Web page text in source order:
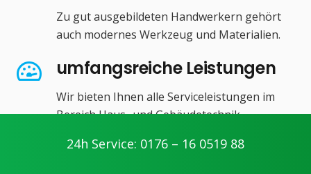
Zu gut ausgebildeten Handwerkern gehört
auch modernes Werkzeug und Materialien.
umfangsreiche Leistungen
Wir bieten Ihnen alle Serviceleistungen im
Bereich Haus- und Gebäudetechnik.
24h Service: 0176 – 16 0519 88